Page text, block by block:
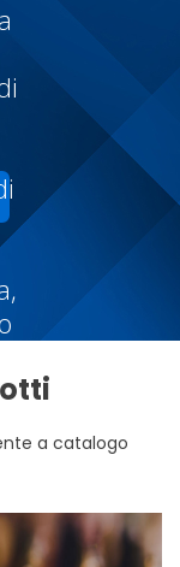
a catalogo